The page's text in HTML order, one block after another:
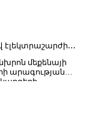
էլեկտրաշարժիչի
մեքենայի
արագության
էլեկտրական
հիմքերը։